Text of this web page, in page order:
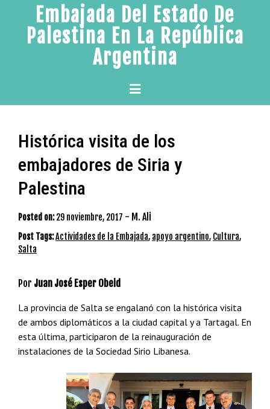
content
Embajada Del Estado De
Palestina En La República
Argentina
Primary
Menu
Histórica visita de los
embajadores de Siria y
Palestina
Posted on: 29 noviembre, 2017 - M. Ali
Post Tags:Actividades de la Embajada, apoyo argentino, Cultura,
Salta
Por Juan José Esper Obeid
La provincia de Salta se engalanó con la histórica visita
de ambos diplomáticos a la ciudad capital y a Tartagal. En
esta última, participaron de la reinauguración de
instalaciones de la Sociedad Sirio Libanesa.